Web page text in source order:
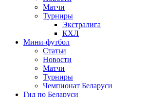
Матчи
Турниры
Экстралига
КХЛ
Мини-футбол
Статьи
Новости
Матчи
Турниры
Чемпионат Беларуси
Гид по Беларуси